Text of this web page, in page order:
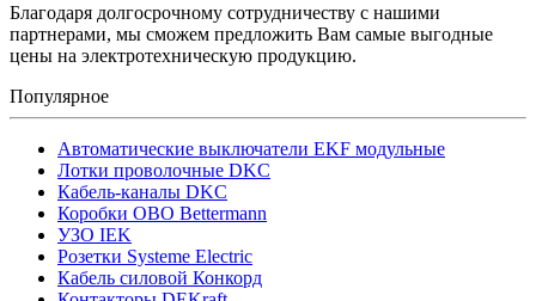
Благодаря долгосрочному сотрудничеству с нашими
партнерами, мы сможем предложить Вам самые выгодные
цены на электротехническую продукцию.
Популярное
Автоматические выключатели EKF модульные
Лотки проволочные DKC
Кабель-каналы DKC
Коробки OBO Bettermann
УЗО IEK
Розетки Systeme Electric
Кабель силовой Конкорд